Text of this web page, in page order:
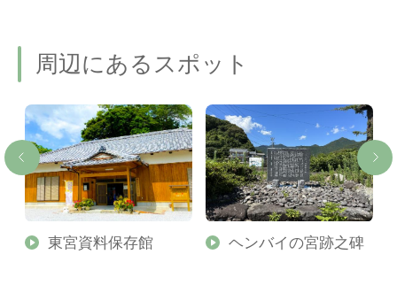
周辺にあるスポット
東宮資料保存館 ヘンバイの宮跡之碑